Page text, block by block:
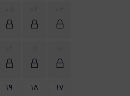
17
18
19